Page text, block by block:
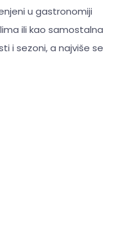
u gastronomiji
ili kao samostalna
i sezoni, a najviše se